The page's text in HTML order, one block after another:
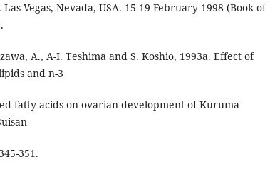
Las Vegas, Nevada, USA. 15-19 February 1998 (Book of
A., A-I. Teshima and S. Koshio, 1993a. Effect of
and n-3
fatty acids on ovarian development of Kuruma
351.